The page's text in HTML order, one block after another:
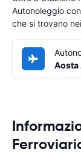
Autonoleggio
che si trovano